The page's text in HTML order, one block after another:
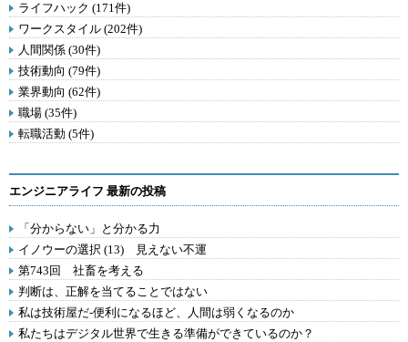
ライフハック (171件)
ワークスタイル (202件)
人間関係 (30件)
技術動向 (79件)
業界動向 (62件)
職場 (35件)
転職活動 (5件)
エンジニアライフ 最新の投稿
「分からない」と分かる力
イノウーの選択 (13) 見えない不運
第743回 社畜を考える
判断は、正解を当てることではない
私は技術屋だ-便利になるほど、人間は弱くなるのか
私たちはデジタル世界で生きる準備ができているのか？